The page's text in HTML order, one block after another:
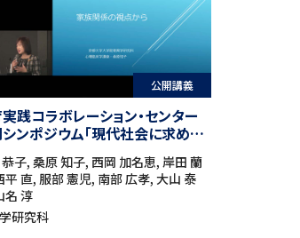
公開講義
践コラボレーション・センター
ンポジウム「現代社会に求めら
子, 桑原 知子, 西岡 加名恵, 岸田 蘭
平 直, 服部 憲児, 南部 広孝, 大山 泰
名 淳
研究科